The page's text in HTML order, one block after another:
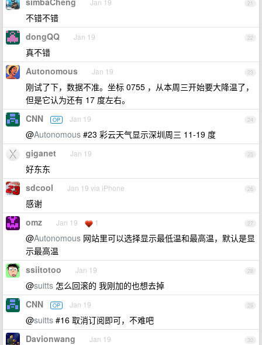
21
不错不错
22
dongQQ Jan 19
真不错
23
Autonomous Jan 19
刚试了下，数据不准。坐标 0755 ，从本周三开始要大降温了，
但是它认为还有 17 度左右。
24
CNN OP Jan 19
@Autonomous #23 彩云天气显示深圳周三 11-19 度
25
giganet Jan 19
好东东
26
sdcool Jan 19 via iPhone
感谢
27
omz Jan 19 1
@Autonomous 网站里可以选择显示最低温和最高温，默认是显
示最高温
28
ssiitotoo Jan 19
@suitts 怎么回滚的 我刚加的也想去掉
29
CNN OP Jan 19
@suitts #16 取消订阅即可，不难吧
30
Davionwang Jan 19